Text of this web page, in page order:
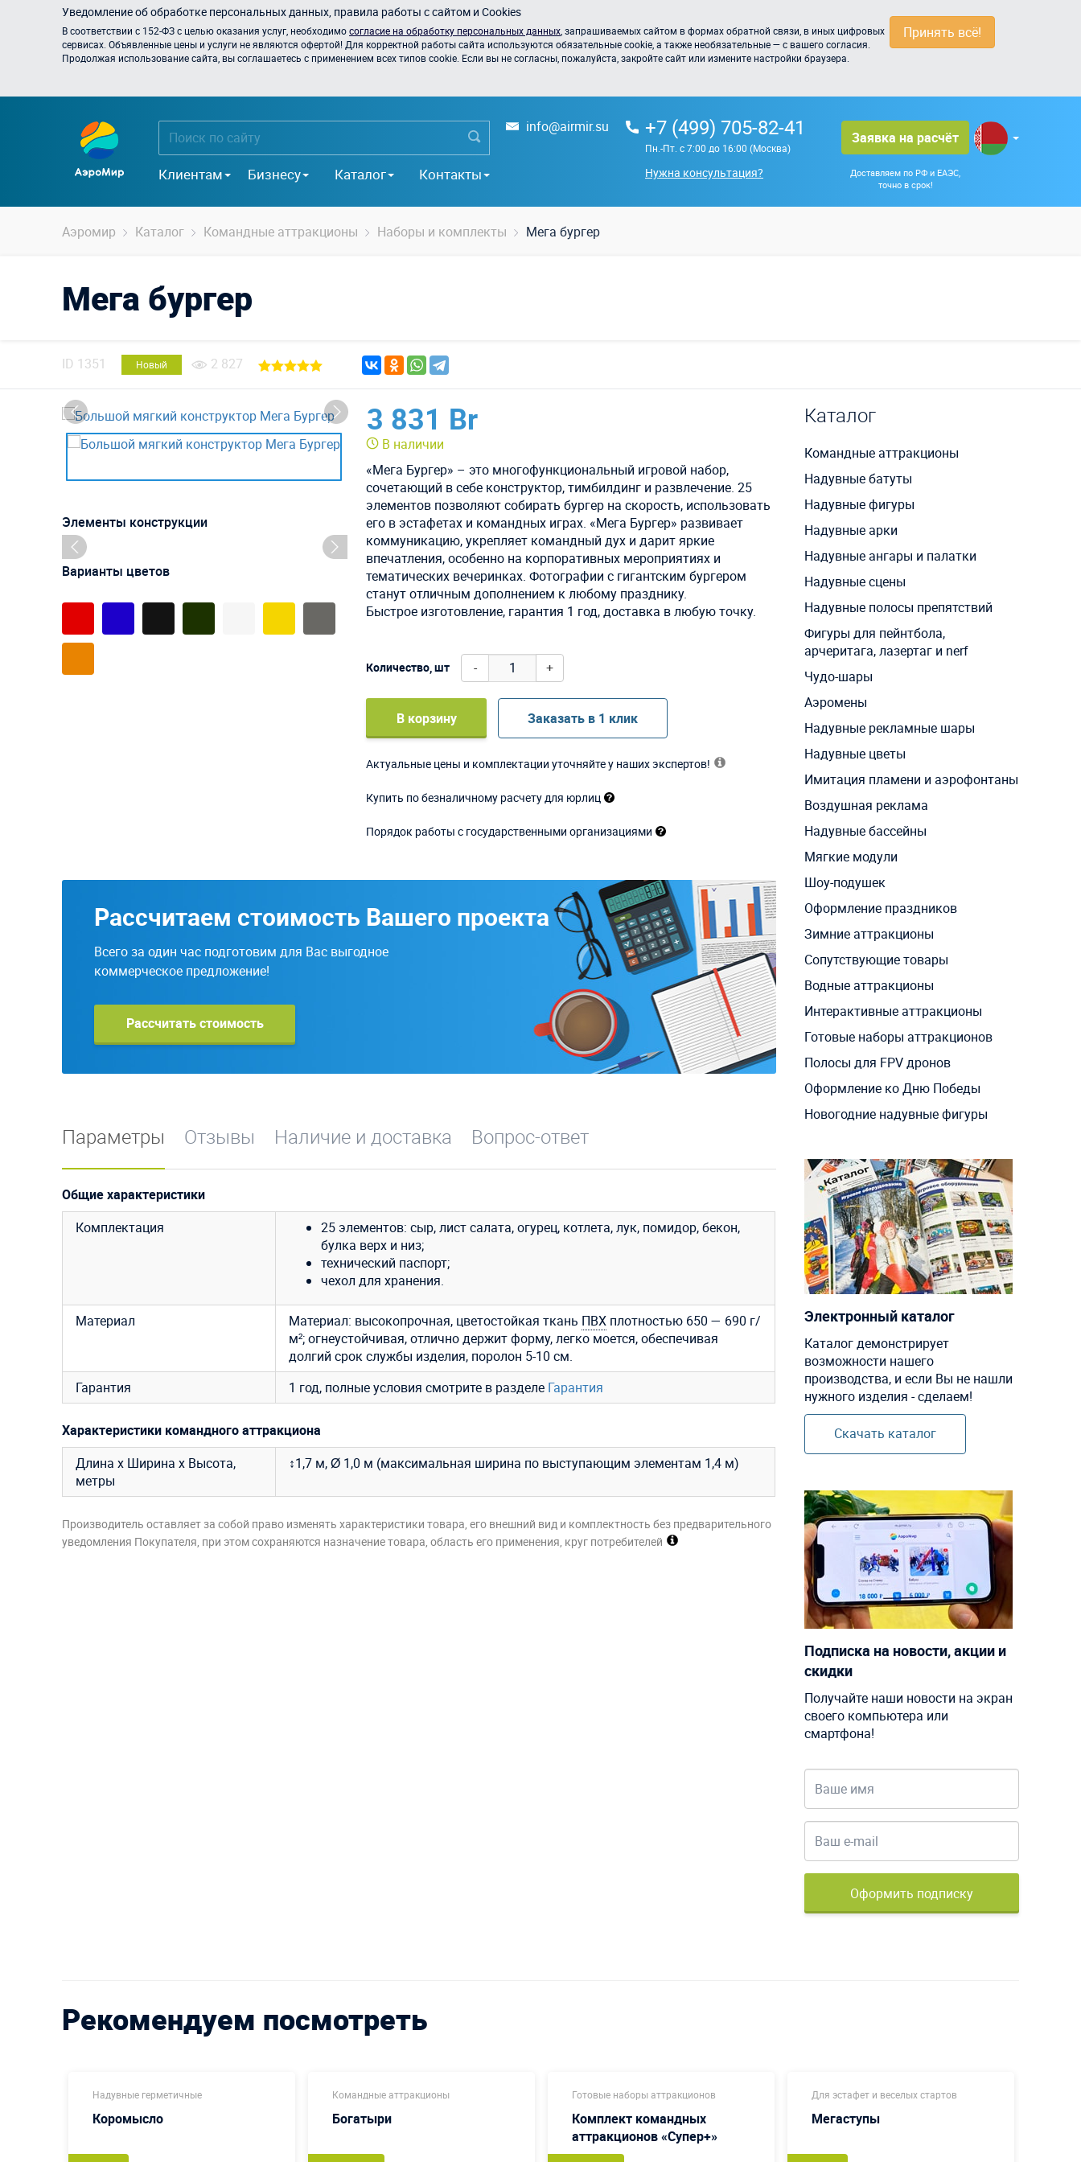
Принять всё!
Уведомление об обработке персональных данных, правила работы с сайтом и Cookies
В соответствии с 152-ФЗ с целью оказания услуг, необходимосогласие на обработку персональных данных , запрашиваемых сайтом в формах обратной связи, в иных цифровых
сервисах. Объявленные цены и услуги не являются офертой! Для корректной работы сайта используются обязательные cookie, а также необязательные — с вашего согласия.
Продолжая использование сайта, вы соглашаетесь с применением всех типов cookie. Если вы не согласны, пожалуйста, закройте сайт или измените настройки браузера.
Клиентам Бизнесу Каталог Контакты
info@airmir.su +7 (499) 705-82-41
Пн.-Пт. с 7:00 до 16:00 (Москва)
Нужна консультация?
Заявка на расчёт
Доставляем по РФ и ЕАЭС,
точно в срок!
Аэромир Каталог Командные аттракционы Наборы и комплекты Мега бургер
Мега бургер
ID 1351 Новый 2 827
Элементы конструкции
Варианты цветов
3 831 Br
В наличии
«Мега Бургер» – это многофункциональный игровой набор,
сочетающий в себе конструктор, тимбилдинг и развлечение. 25
элементов позволяют собирать бургер на скорость, использовать
его в эстафетах и командных играх. «Мега Бургер» развивает
коммуникацию, укрепляет командный дух и дарит яркие
впечатления, особенно на корпоративных мероприятиях и
тематических вечеринках. Фотографии с гигантским бургером
станут отличным дополнением к любому празднику.
Быстрое изготовление, гарантия 1 год, доставка в любую точку.
Количество, шт - +
В корзину Заказать в 1 клик
Актуальные цены и комплектации уточняйте у наших экспертов!
Купить по безналичному расчету для юрлиц
Порядок работы с государственными организациями
Рассчитаем стоимость Вашего проекта
Всего за один час подготовим для Вас выгодное
коммерческое предложение!
Рассчитать стоимость
Параметры Отзывы Наличие и доставка Вопрос-ответ
Общие характеристики
Комплектация
25 элементов: сыр, лист салата, огурец, котлета, лук, помидор, бекон,
булка верх и низ;
технический паспорт;
чехол для хранения.
Материал Материал: высокопрочная, цветостойкая ткань ПВХ плотностью 650 — 690 г/
м²; огнеустойчивая, отлично держит форму, легко моется, обеспечивая
долгий срок службы изделия, поролон 5-10 см.
Гарантия
1 год, полные условия смотрите в разделе Гарантия
Характеристики командного аттракциона
Длина х Ширина х Высота,
метры
↕1,7 м, Ø 1,0 м (максимальная ширина по выступающим элементам 1,4 м)
Производитель оставляет за собой право изменять характеристики товара, его внешний вид и комплектность без предварительного
уведомления Покупателя, при этом сохраняются назначение товара, область его применения, круг потребителей
Каталог
Командные аттракционы
Надувные батуты
Надувные фигуры
Надувные арки
Надувные ангары и палатки
Надувные сцены
Надувные полосы препятствий
Фигуры для пейнтбола,
арчеритага, лазертаг и nerf
Чудо-шары
Аэромены
Надувные рекламные шары
Надувные цветы
Имитация пламени и аэрофонтаны
Воздушная реклама
Надувные бассейны
Мягкие модули
Шоу-подушек
Оформление праздников
Зимние аттракционы
Сопутствующие товары
Водные аттракционы
Интерактивные аттракционы
Готовые наборы аттракционов
Полосы для FPV дронов
Оформление ко Дню Победы
Новогодние надувные фигуры
Электронный каталог
Каталог демонстрирует
возможности нашего
производства, и если Вы не нашли
нужного изделия - сделаем!
Скачать каталог
Подписка на новости, акции и
скидки
Получайте наши новости на экран
своего компьютера или
смартфона!
Оформить подписку
Рекомендуем посмотреть
Надувные герметичные
Коромысло
Командные аттракционы
Богатыри
Готовые наборы аттракционов
Комплект командных
аттракционов «Супер+»
Для эстафет и веселых стартов
Мегаступы